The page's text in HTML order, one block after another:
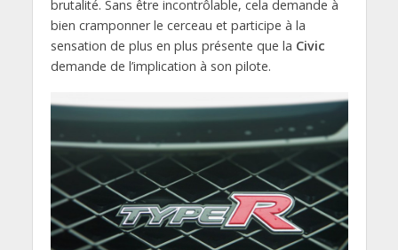
brutalité. Sans être incontrôlable, cela demande à
bien cramponner le cerceau et participe à la
sensation de plus en plus présente que la Civic
demande de l’implication à son pilote.